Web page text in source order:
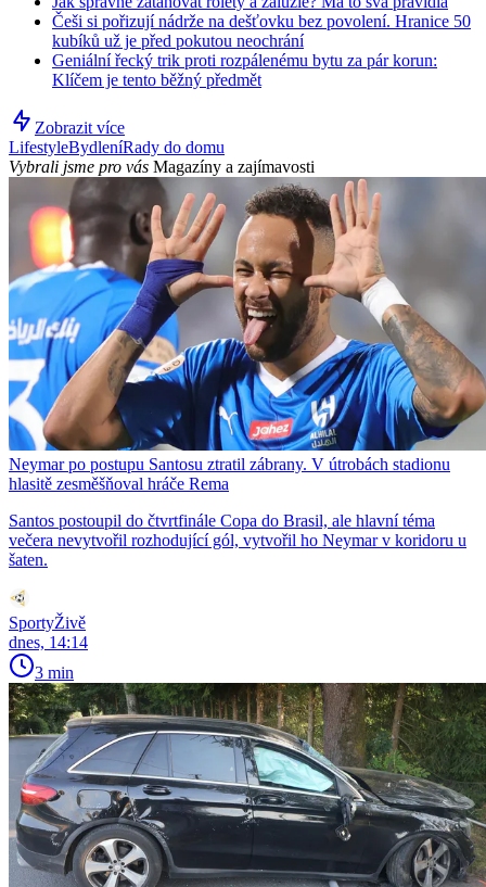
Češi si pořizují nádrže na dešťovku bez povolení. Hranice 50
kubíků už je před pokutou neochrání
Geniální řecký trik proti rozpálenému bytu za pár korun:
Klíčem je tento běžný předmět
Zobrazit více
LifestyleBydleníRady do domu
Vybrali jsme pro vás Magazíny a zajímavosti
Neymar po postupu Santosu ztratil zábrany. V útrobách stadionu
hlasitě zesměšňoval hráče Rema
Santos postoupil do čtvrtfinále Copa do Brasil, ale hlavní téma
večera nevytvořil rozhodující gól, vytvořil ho Neymar v koridoru u
šaten.
SportyŽivě
dnes, 14:14
3 min